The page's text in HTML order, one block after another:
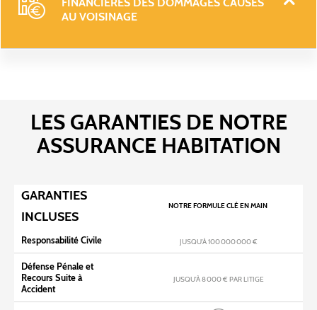
AU VOISINAGE
LES GARANTIES DE NOTRE
ASSURANCE HABITATION
GARANTIES
INCLUSES
NOTRE FORMULE CLÉ EN MAIN
Responsabilité Civile JUSQU’À 100 000 000 €
Défense Pénale et
Recours Suite à
Accident
JUSQU’À 8 000 € PAR LITIGE